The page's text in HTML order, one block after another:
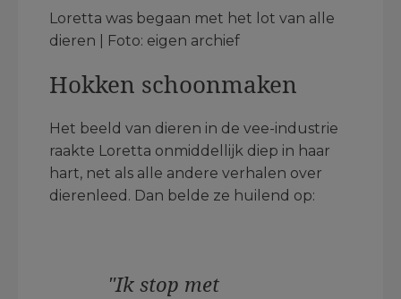
Loretta was begaan met het lot van alle
dieren | Foto: eigen archief
Hokken schoonmaken
Het beeld van dieren in de vee-industrie
raakte Loretta onmiddellijk diep in haar
hart, net als alle andere verhalen over
dierenleed. Dan belde ze huilend op:
"Ik stop met